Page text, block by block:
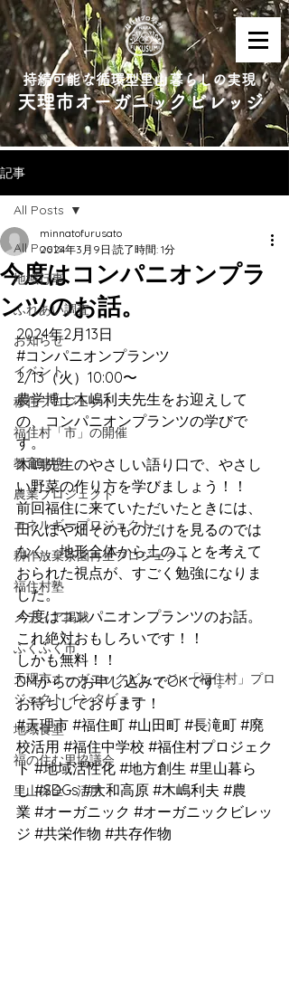
持続可能な循環型里山暮らしの実現
天理市オーガニックビレッジ
記事
All Posts
地域行事
ふれあい調査
お知らせ
イベント
移住プロジェクト
福住村「市」の開催
教育連携
農業プロジェクト
エネルギープロジェクト
耕作放棄茶園再生プロジェクト
福住村塾
メディア掲載
ふくふく市
天理市オーガニックビレッジ ×「福住村」プロ
ジェクト インタビュー
地域食堂
福の住む里協議会
里山保全・活用
All Posts
今度はコンパニオンプラ
ンツのお話。
minnatofurusato
2024年3月9日 読了時間: 1分
2024年2月13日
#コンパニオンプランツ
2/13（火）10:00〜
農学博士木嶋利夫先生をお迎えして
の、コンパニオンプランツの学びで
す。
木嶋先生のやさしい語り口で、やさし
い野菜の作り方を学びましょう！！
前回福住に来ていただいたときには、
田んぼや畑そのものだけを見るのでは
なく、地形全体から土のことを考えて
おられた視点が、すごく勉強になりま
した。
今度はコンパニオンプランツのお話。
これ絶対おもしろいです！！
しかも無料！！
DMからのお申し込みでOKです。
お待ちしております！
#天理市 #福住町 #山田町 #長滝町 #廃
校活用 #福住中学校 #福住村プロジェク
ト #地域活性化 #地方創生 #里山暮ら
し #SDGs #大和高原 #木嶋利夫 #農
業 #オーガニック #オーガニックビレッ
ジ #共栄作物 #共存作物